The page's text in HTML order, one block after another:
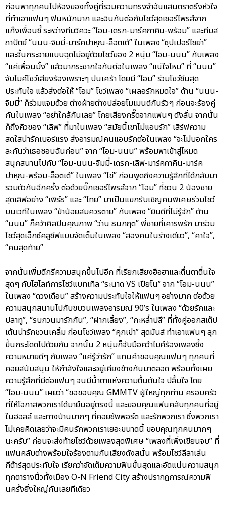
ก่อนพาทุกคนไปห้องของทั้งคู่ที่รวมความทรงจำอันแสนตราตรึงหัวใจ
ที่ทำเอาแฟนๆ ฟินหนักมาก และอินกันต่อกับโชว์สุดเซอร์ไพรส์จาก
แก๊งเพื่อนซี้ ระหว่างทีมวิศวะ “โอม-เดรก-มาร์คภาคิน-พร้อม” และทีมส
ถาปัตย์ “นนน-จิมมี่-มาร์คปาหุณ-ล็อตเต้” ในเพลง “ซุปเปอร์ไซย่า”
และจิ้นกระจายแบบฉุดไม่อยู่ด้วยโชว์ของ 2 หนุ่ม “โอม-นนน” กับเพลง
“แค่เพื่อนมั้ง” แล้วมากระชากใจกันต่อในเพลง “แน่ใจไหม” ที่ “นนน”
จับไมค์โชว์เสียงร้องเพราะๆ ปนเศร้า โดยมี “โอม” ร่วมโชว์ซีนสุด
ประทับใจ แล้วส่งต่อให้ “โอม” โชว์เพลง “เผลอรักหมดใจ” ด้าน “นนน-
จิมมี่” ก็ร่วมแจมด้วย ต่างฝ่ายต่างปล่อยโมเมนต์กันรัวๆ ก่อนจะร้องคู่
กันในเพลง “อย่าใกล้กันเลย” โกยเสียงกรี๊ดจากแฟนๆ ดังลั่น จากนั้น
ก็ถึงคิวของ “เลิฟ” ที่มาในเพลง “สมัยนี้เขาไม่แอบรัก” เสิร์ฟความ
สดใสน่ารักเบอร์แรง ส่งอารมณ์คนแอบรักต่อในเพลง “จะไม่บอกใคร
ละกันว่าเธอชอบฉันก่อน” จาก “โอม-นนน” พร้อมพาเข้าสู่โหมด
สนุกสนานไปกับ “โอม-นนน-จิมมี่-เดรก-เลิฟ-มาร์คภาคิน-มาร์ค
ปาหุณ-พร้อม-ล็อตเต้” ในเพลง “ไข่” ก่อนพูดถึงความรู้สึกที่ได้กลับมา
รวมตัวกันอีกครั้ง ต่อด้วยบิ๊กเซอร์ไพรส์จาก “โอม” ที่ชวน 2 น้องชาย
สุดเลิฟอย่าง “เพิร์ธ” และ “ไทย” มาเป็นแขกรับเชิญคนพิเศษร่วมโชว์
บนเวทีในเพลง “ข้าน้อยสมควรตาย” กับเพลง “ยินดีที่ไม่รู้จัก” ด้าน
“นนน” ก็คว้าศิลปินคุณภาพ “ว่าน ธนกฤต” พี่ชายที่เคารพรัก มาร่วม
โชว์สุดเอ็กซ์คลูซีฟแบบจัดเต็มในเพลง “สองคนในร่างเดียว”, “คาใจ”,
“คนสุดท้าย”
จากนั้นเพิ่มดีกรีความสนุกขึ้นไปอีก ที่เรียกเสียงฮือฮาและตื่นตาตื่นใจ
สุดๆ กับไฮไลท์การโชว์แบทเทิล “ระนาด VS เปียโน” จาก “โอม-นนน”
ในเพลง “ดวงเดือน” สร้างความประทับใจให้แฟนๆ อย่างมาก ต่อด้วย
ความสนุกสนานไปกับขบวนเพลงอารมณ์ 90’s ในเพลง “ด้วยรักและ
ปลาทู”, “รบกวนมารักกัน”, “ฝากเลี้ยง”, “กะหล่ำปลี” ที่ทั้งคู่ออกสเต็ป
เต้นน่ารักชวนเคลิ้ม ก่อนโชว์เพลง “คุกเข่า” สุดมันส์ ทำเอาแฟนๆ ลุก
ขึ้นกระโดดไปด้วยกัน จากนั้น 2 หนุ่มก็จับมือคว้าไมค์ร้องเพลงซึ้ง
ความหมายดีๆ กับเพลง “แค่รู้ว่ารัก” แทนคำขอบคุณแฟนๆ ทุกคนที่
คอยสนับสนุน ให้กำลังใจและอยู่เคียงข้างกันมาตลอด พร้อมทั้งเผย
ความรู้สึกที่มีต่อแฟนๆ จนมีน้ำตาแห่งความตื้นตันใจ ปลื้มใจ โดย
“โอม-นนน” เผยว่า “ขอขอบคุณ GMMTV ผู้ใหญ่ทุกท่าน ครอบครัว
ที่ให้โอกาสพวกเราได้มายืนอยู่ตรงนี้ และขอบคุณแฟนคลับทุกคนที่อยู่
ในฮอลล์ และทางบ้านมากๆ ที่คอยซัพพอร์ต และรักพวกเรา ซึ่งพวกเรา
ไม่เคยคิดเลยว่าจะมีคนรักพวกเราเยอะขนาดนี้ ขอบคุณทุกคนมากๆ
นะครับ” ก่อนจะส่งท้ายโชว์ด้วยเพลงสุดพิเศษ “เพลงที่เพิ่งเขียนจบ” ที่
แฟนคลับต่างพร้อมใจร้องตามกันเสียงดังสนั่น พร้อมโชว์ลีลาเล่น
กีต้าร์สุดประทับใจ เรียกว่าจัดเต็มความฟินขั้นสุดและอัดแน่นความสนุก
ทุกตารางนิ้วทั้งเมือง O-N Friend City สร้างปรากฎการณ์ความฟิ
นครั้งยิ่งใหญ่กันเลยทีเดียว